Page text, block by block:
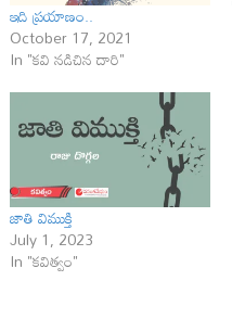
ఇది ప్ర‌యాణం..
October 17, 2021
In "కవి నడిచిన దారి"
జాతి విముక్తి
July 1, 2023
In "కవిత్వం"